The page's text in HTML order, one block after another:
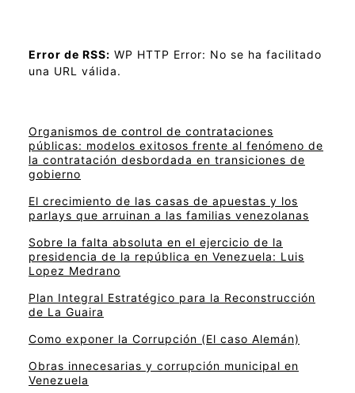
Error de RSS: WP HTTP Error: No se ha facilitado
una URL válida.
Organismos de control de contrataciones
públicas: modelos exitosos frente al fenómeno de
la contratación desbordada en transiciones de
gobierno
El crecimiento de las casas de apuestas y los
parlays que arruinan a las familias venezolanas
Sobre la falta absoluta en el ejercicio de la
presidencia de la república en Venezuela: Luis
Lopez Medrano
Plan Integral Estratégico para la Reconstrucción
de La Guaira
Como exponer la Corrupción (El caso Alemán)
Obras innecesarias y corrupción municipal en
Venezuela